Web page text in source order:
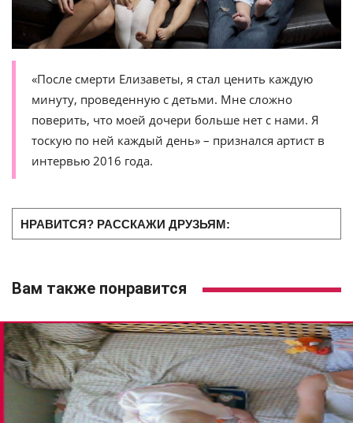
«После смерти Елизаветы, я стал ценить каждую
минуту, проведенную с детьми. Мне сложно
поверить, что моей дочери больше нет с нами. Я
тоскую по ней каждый день» – признался артист в
интервью 2016 года.
НРАВИТСЯ? РАССКАЖИ ДРУЗЬЯМ:
Вам также понравится